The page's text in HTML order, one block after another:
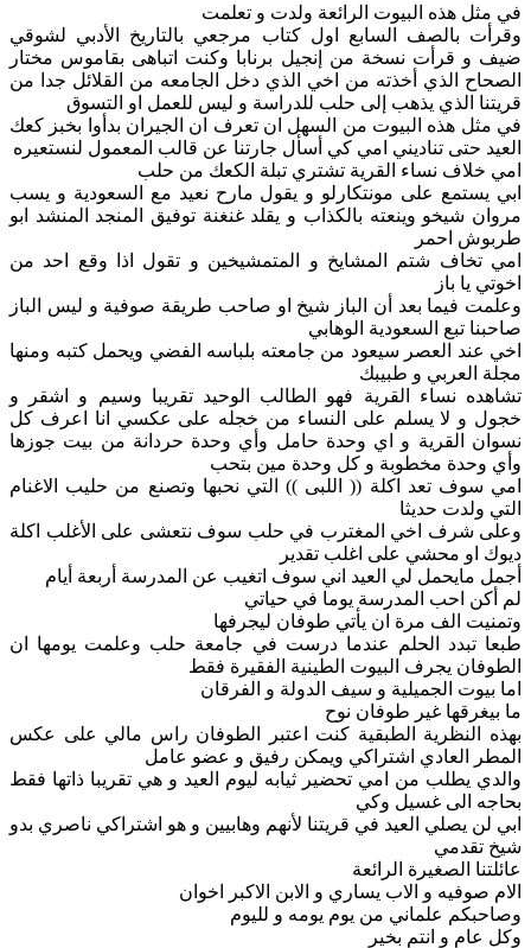
في مثل هذه البيوت الرائعة ولدت و تعلمت
وقرأت بالصف السابع اول كتاب مرجعي بالتاريخ الأدبي لشوقي
ضيف و قرأت نسخة من إنجيل برنابا وكنت اتباهى بقاموس مختار
الصحاح الذي أخذته من اخي الذي دخل الجامعه من القلائل جدا من
قريتنا الذي يذهب إلى حلب للدراسة و ليس للعمل او التسوق
في مثل هذه البيوت من السهل ان تعرف ان الجيران بدأوا بخبز كعك
العيد حتى تناديني امي كي أسأل جارتنا عن قالب المعمول لنستعيره
امي خلاف نساء القرية تشتري تبلة الكعك من حلب
ابي يستمع على مونتكارلو و يقول مارح نعيد مع السعودية و يسب
مروان شيخو وينعته بالكذاب و يقلد غنغنة توفيق المنجد المنشد ابو
طربوش احمر
امي تخاف شتم المشايخ و المتمشيخين و تقول اذا وقع احد من
اخوتي يا باز
وعلمت فيما بعد أن الباز شيخ او صاحب طريقة صوفية و ليس الباز
صاحبنا تبع السعودية الوهابي
اخي عند العصر سيعود من جامعته بلباسه الفضي ويحمل كتبه ومنها
مجلة العربي و طبيبك
تشاهده نساء القرية فهو الطالب الوحيد تقريبا وسيم و اشقر و
خجول و لا يسلم على النساء من خجله على عكسي انا اعرف كل
نسوان القرية و اي وحدة حامل وأي وحدة حردانة من بيت جوزها
وأي وحدة مخطوبة و كل وحدة مين بتحب
امي سوف تعد اكلة (( اللبى )) التي نحبها وتصنع من حليب الاغنام
التي ولدت حديثا
وعلى شرف اخي المغترب في حلب سوف نتعشى على الأغلب اكلة
ديوك او محشي على اغلب تقدير
أجمل مايحمل لي العيد اني سوف اتغيب عن المدرسة أربعة أيام
لم أكن احب المدرسة يوما في حياتي
وتمنيت الف مرة ان يأتي طوفان ليجرفها
طبعا تبدد الحلم عندما درست في جامعة حلب وعلمت يومها ان
الطوفان يجرف البيوت الطينية الفقيرة فقط
اما بيوت الجميلية و سيف الدولة و الفرقان
ما بيغرقها غير طوفان نوح
بهذه النظرية الطبقية كنت اعتبر الطوفان راس مالي على عكس
المطر العادي اشتراكي ويمكن رفيق و عضو عامل
والدي يطلب من امي تحضير ثيابه ليوم العيد و هي تقريبا ذاتها فقط
بحاجه الى غسيل وكي
ابي لن يصلي العيد في قريتنا لأنهم وهابيين و هو اشتراكي ناصري بدو
شيخ تقدمي
عائلتنا الصغيرة الرائعة
الام صوفيه و الاب يساري و الابن الاكبر اخوان
وصاحبكم علماني من يوم يومه و لليوم
وكل عام و انتم بخير